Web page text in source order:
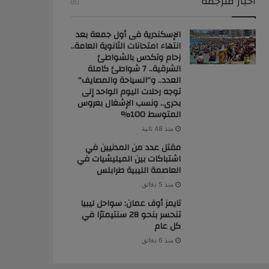
الإسكندرية فى أول جمعة بعد
انتهاء امتحانات الثانوية العامة..
زحام وتكدس بالشواطئ
الشرقية.. 7 شواطئ كاملة
العدد.. و”السياحة والمصايف”
توجه رحلات اليوم الواحد إلى
بحرى.. ونسب الإشغال بعروس
المتوسط 100%
منذ 48 ثانية
مقتل عدد من المدنيين في
اشتباكات بين الميليشيات في
العاصمة الليبية طرابلس
منذ 5 دقائق
تايمز أوف عمان: سواحل ليبيا
تنحسر بنحو 28 سنتيمترًا في
كل عام
منذ 6 دقائق